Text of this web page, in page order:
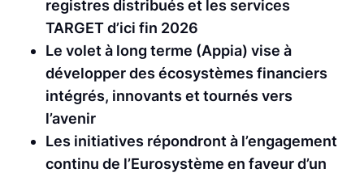
registres distribués et les services
TARGET d’ici fin 2026
Le volet à long terme (Appia) vise à
développer des écosystèmes financiers
intégrés, innovants et tournés vers
l’avenir
Les initiatives répondront à l’engagement
continu de l’Eurosystème en faveur d’un